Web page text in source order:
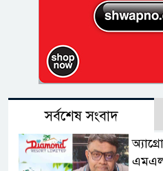
সর্বশেষ সংবাদ